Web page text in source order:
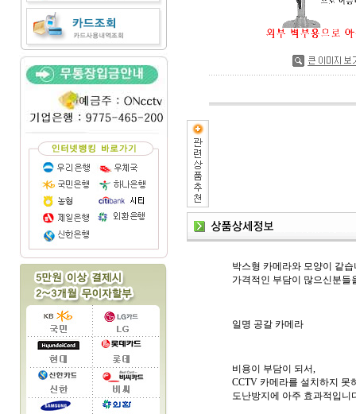
박스형 카메라와 모양이 같습
가격적인 부담이 많으신분들
일명 공갈 카메라
비용이 부담이 되서,
CCTV 카메라를 설치하지 못
도난방지에 아주 효과적입니